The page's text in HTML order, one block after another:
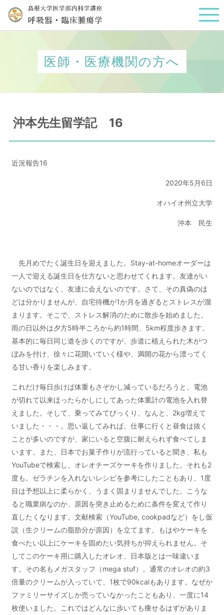
医師・医療機関の方へ
沖本先生留学記 16
近況報告16
2020年5月6日
オハイオ州立大学
沖本 民生
先月めでたく誕生日を迎えました。Stay-at-homeオーダーは
一人で迎える誕生日を仕方ないと思わせてくれます。友達がい
ないのではなく、友達に会えないのです。さて、その真偽のほ
どは分かりませんが、自宅待機が1か月を過ぎるとストレスが溜
まります。そこで、ストレス解消のために散歩を始めました。
雨の日以外は夕方5時半ころから約1時間、5km程度歩きます。
基本的に毎日同じ道を歩くのですが、歩道に植えられた木がつ
ぼみを付け、徐々に花開いていく様や、満開の花から漂ってく
る甘い香りを楽しみます。
これだけ毎日歩けば体重もさぞかし減っているだろうと、電池
が切れて以来ほったらかしにしてあった体重計の電池を入れ替
えました。そして、乗ってみてびっくり、なんと、2kg増えて
いました・・・。思い返してみれば、仕事に行くと昼食は抜く
ことが多いのですが、家にいると空腹に耐えられず食べてしま
います。また、日本でお菓子作りが流行っていると聞き、私も
YouTubeで検索し、オレオチーズケーキを作りました。それも2
度も。ゼラチンを入れないレシピを参考にしたこともあり、1度
目は予想以上に柔らかく、うまく固まりませんでした。こうな
ると職業病なのか、原因を突き止めるために条件を変えて作り
直したくなります。文献検索（YouTube, cookpadなど）をし仮
説（生クリームの脂肪分が原因）を立てます。もはやケーキを
食べたい以上にケーキを固めたい気持ちが抑えられません。そ
してこのケーキ用に購入したオレオ、日本版とは一味違いま
す。その名もメガスタッフ（mega stuf）。通常のオレオの約3
倍量のクリームが入っていて、1枚で90kcalもあります。なぜか
ファミリーサイズしか売っていなかったこともあり、一度に14
枚使いました。これではどんなに歩いても痩せるはずがありま